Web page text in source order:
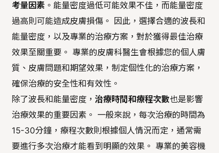
考量因素 。能量密度過低可能效果不佳，而能量密度
過高則可能造成皮膚損傷。 因此，選擇合適的波長和
能量密度，以及專業的治療方案，對於獲得最佳治療
效果至關重要。 專業的皮膚科醫生會根據您的個人膚
質、皮膚問題和期望效果，制定個性化的治療方案，
確保治療的安全性和有效性。
除了波長和能量密度， 治療時間和療程次數也是影響
治療效果的重要因素。 一般來說，每次治療的時間為
15-30分鐘，療程次數則根據個人情況而定，通常需
要進行多次治療才能看到明顯的效果。 專業的美容機